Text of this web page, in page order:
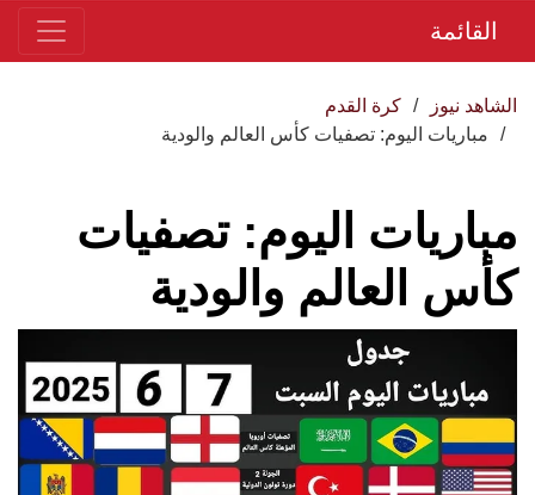
القائمة
الشاهد نيوز
كرة القدم
مباريات اليوم: تصفيات كأس العالم والودية
مباريات اليوم: تصفيات
كأس العالم والودية